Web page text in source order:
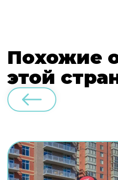
Похожие
этой